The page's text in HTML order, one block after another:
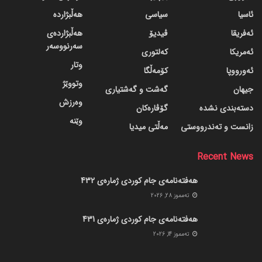
ئاسیا
ئەفریقا
ئەمریکا
ئەورووپا
جیهان
دسته‌بندی نشده
زانست و تەندرووستی
سیاسی
ڤیدیۆ
کەلتوری
کۆمەڵگا
گه‌شت و گه‌شتیاری
گۆڤاره‌کان
مەڵتی میدیا
هەڵبژاردە
هەڵبژاردەی
سەرنووسەر
وتار
وتووێژ
وەرزش
وێنە
Recent News
هەفتەنامەی جام کوردی ژمارەی 432
ته‌مموز 28, 2026
هەفتەنامەی جام کوردی ژمارەی 431
ته‌مموز 14, 2026